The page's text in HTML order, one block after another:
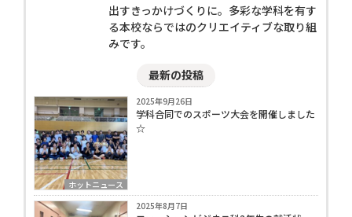
出すきっかけづくりに。多彩な学科を有す
る本校ならではのクリエイティブな取り組
みです。
最新の投稿
ホットニュース
2025年9月26日
学科合同でのスポーツ大会を開催しました
☆
2025年8月7日